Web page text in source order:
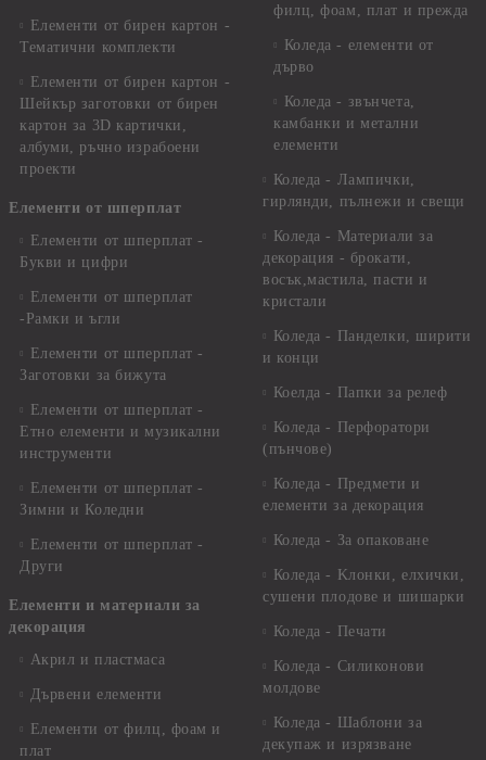
Елементи от бирен картон -
Тематични комплекти
Елементи от бирен картон -
Шейкър заготовки от бирен
картон за 3D картички,
албуми, ръчно израбоени
проекти
Елементи от шперплат
Елементи от шперплат -
Букви и цифри
Елементи от шперплат
-Рамки и ъгли
Елементи от шперплат -
Заготовки за бижута
Елементи от шперплат -
Етно елементи и музикални
инструменти
Елементи от шперплат -
Зимни и Коледни
Елементи от шперплат -
Други
Елементи и материали за
декорация
Акрил и пластмаса
Дървени елементи
Елементи от филц, фоам и
плат
филц, фоам, плат и прежда
Коледа - елементи от
дърво
Коледа - звънчета,
камбанки и метални
елементи
Коледа - Лампички,
гирлянди, пълнежи и свещи
Коледа - Материали за
декорация - брокати,
восък,мастила, пасти и
кристали
Коледа - Панделки, ширити
и конци
Коелда - Папки за релеф
Коледа - Перфоратори
(пънчове)
Коледа - Предмети и
елементи за декорация
Коледа - За опаковане
Коледа - Kлонки, елхички,
сушени плодове и шишарки
Коледа - Печати
Коледа - Силиконови
молдове
Коледа - Шаблони за
декупаж и изрязване